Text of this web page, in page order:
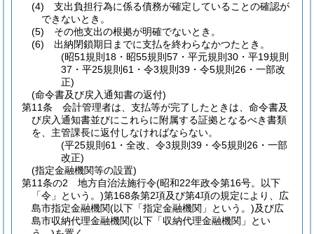
(4)
支出負担行為に係る債務が確定していることの確認が
できないとき。
(5)
その他支出の根拠が明確でないとき。
(6)
出納閉鎖期日までに支払を終わらなかつたとき。
(昭51規則18・昭55規則57・平元規則30・平19規則
37・平25規則61・令3規則39・令5規則26・一部改
正)
(命令書及び戻入通知書の返付)
第11条
会計管理者は、支払等が完了したときは、命令書及
び戻入通知書並びにこれらに附属する証拠となるべき書類
を、主管課長に返付しなければならない。
(平25規則61・全改、令3規則39・令5規則26・一部
改正)
(指定金融機関等の設置)
第11条の2
地方自治法施行令(昭和22年政令第16号。以下
「令」という。)第168条第2項及び第4項の規定により、広
島市指定金融機関(以下「指定金融機関」という。)及び広
島市収納代理金融機関(以下「収納代理金融機関」とい